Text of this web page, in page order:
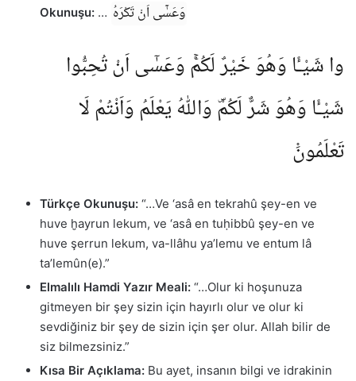
Okunuşu: … وَعَسٰٓى اَنْ تَكْرَهُ
وا شَيْـًٔا وَهُوَ خَيْرٌ لَكُمْۚ وَعَسٰٓى اَنْ تُحِبُّوا
شَيْـًٔا وَهُوَ شَرٌّ لَكُمْۜ وَاللّٰهُ يَعْلَمُ وَاَنْتُمْ لَا
تَعْلَمُونَ۟
Türkçe Okunuşu: “…Ve ‘asâ en tekrahû şey-en ve
huve ḫayrun lekum, ve ‘asâ en tuḥibbû şey-en ve
huve şerrun lekum, va-llâhu ya’lemu ve entum lâ
ta’lemûn(e).”
Elmalılı Hamdi Yazır Meali: “…Olur ki hoşunuza
gitmeyen bir şey sizin için hayırlı olur ve olur ki
sevdiğiniz bir şey de sizin için şer olur. Allah bilir de
siz bilmezsiniz.”
Kısa Bir Açıklama: Bu ayet, insanın bilgi ve idrakinin